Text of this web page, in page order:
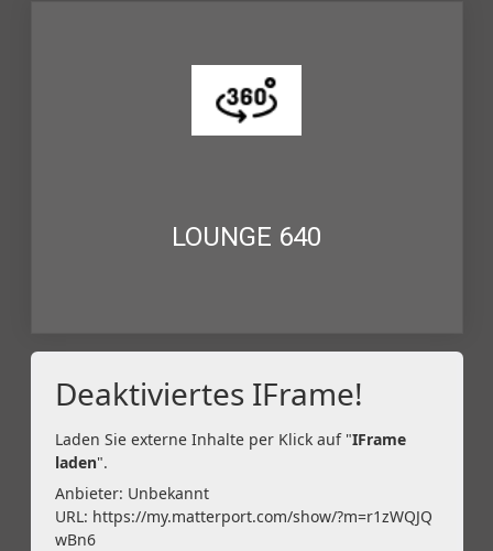
LOUNGE 640
Deaktiviertes IFrame!
Laden Sie externe Inhalte per Klick auf "IFrame
laden".
Anbieter: Unbekannt
URL: https://my.matterport.com/show/?m=r1zWQJQ
wBn6